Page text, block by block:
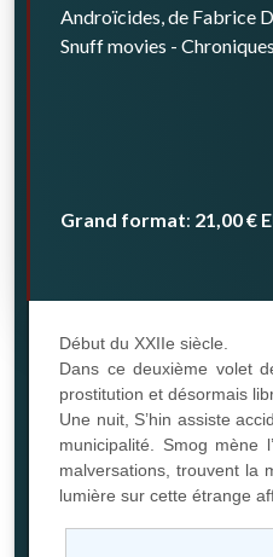
Androïcides, de Fabrice
Snuff movies -
Grand format: 21,00 €
Début du XXIIe siècle.
Dans ce deuxième volet
prostitution et désormais
Une nuit, S’hin assiste
municipalité. Smog mène
malversations, trouvent la
lumière sur cette étrange